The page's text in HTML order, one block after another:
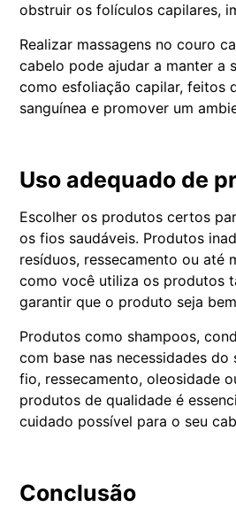
obstruir os folículos capilares,
Realizar massagens no couro
cabelo pode ajudar a manter a
como esfoliação capilar, feitos
sanguínea e promover um
Uso adequado de
Escolher os produtos certos
os fios saudáveis. Produtos
resíduos, ressecamento ou até
como você utiliza os produtos
garantir que o produto seja
Produtos como shampoos,
com base nas necessidades
fio, ressecamento, oleosidade
produtos de qualidade é
cuidado possível para o seu
Conclusão